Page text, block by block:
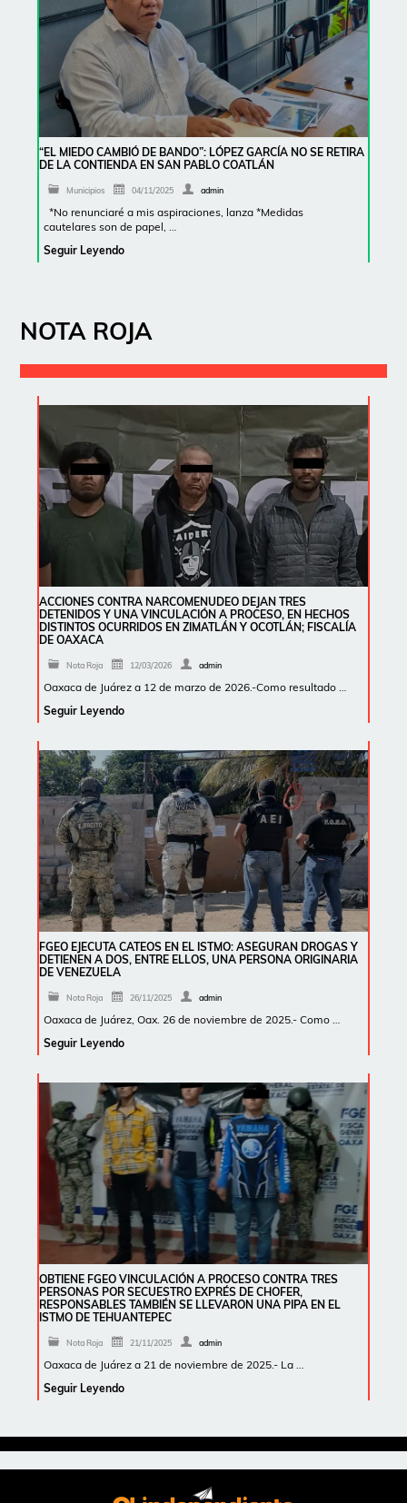
“EL MIEDO CAMBIÓ DE BANDO”: LÓPEZ GARCÍA NO SE RETIRA
DE LA CONTIENDA EN SAN PABLO COATLÁN
Municipios 04/11/2025 admin
*No renunciaré a mis aspiraciones, lanza *Medidas
cautelares son de papel, …
Seguir Leyendo
NOTA ROJA
ACCIONES CONTRA NARCOMENUDEO DEJAN TRES
DETENIDOS Y UNA VINCULACIÓN A PROCESO, EN HECHOS
DISTINTOS OCURRIDOS EN ZIMATLÁN Y OCOTLÁN; FISCALÍA
DE OAXACA
Nota Roja 12/03/2026 admin
Oaxaca de Juárez a 12 de marzo de 2026.-Como resultado …
Seguir Leyendo
FGEO EJECUTA CATEOS EN EL ISTMO: ASEGURAN DROGAS Y
DETIENEN A DOS, ENTRE ELLOS, UNA PERSONA ORIGINARIA
DE VENEZUELA
Nota Roja 26/11/2025 admin
Oaxaca de Juárez, Oax. 26 de noviembre de 2025.- Como …
Seguir Leyendo
OBTIENE FGEO VINCULACIÓN A PROCESO CONTRA TRES
PERSONAS POR SECUESTRO EXPRÉS DE CHOFER,
RESPONSABLES TAMBIÉN SE LLEVARON UNA PIPA EN EL
ISTMO DE TEHUANTEPEC
Nota Roja 21/11/2025 admin
Oaxaca de Juárez a 21 de noviembre de 2025.- La …
Seguir Leyendo